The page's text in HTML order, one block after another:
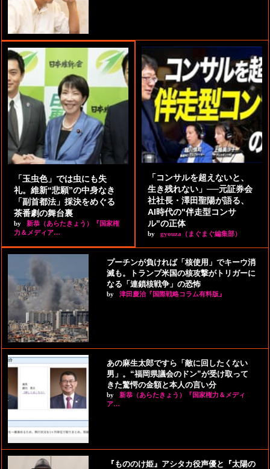
「玉虫色」では虫にも失
礼。維新“悲願”の中身なき
「副首都法」採決をめぐる
茶番劇の舞台裏
by
新恭（あらたきょう）『国家権
力＆メディア…
「コンサルを超えないと、
生き残れない」──元証券会
社社長・澤田聖陽が語る、
AI時代の"伴走型コンサ
ル"の正体
by gyouza（まぐまぐ編集部）
プーチンが負ければ「核使用」でキーウ消
滅も。トランプ米国の核攻撃がトリガーに
なる「連鎖核戦争」の恐怖
by 津田慶治『国際戦略コラム有料版』
あの麻生太郎ですら「敵に回したくない
男」。“福岡県議会のドン”が受け取って
きた驚愕の金額と本人の言い分
by
新恭（あらたきょう）『国家権力＆メディ
ア…
『もののけ姫』アシタカ役声優と『太陽の